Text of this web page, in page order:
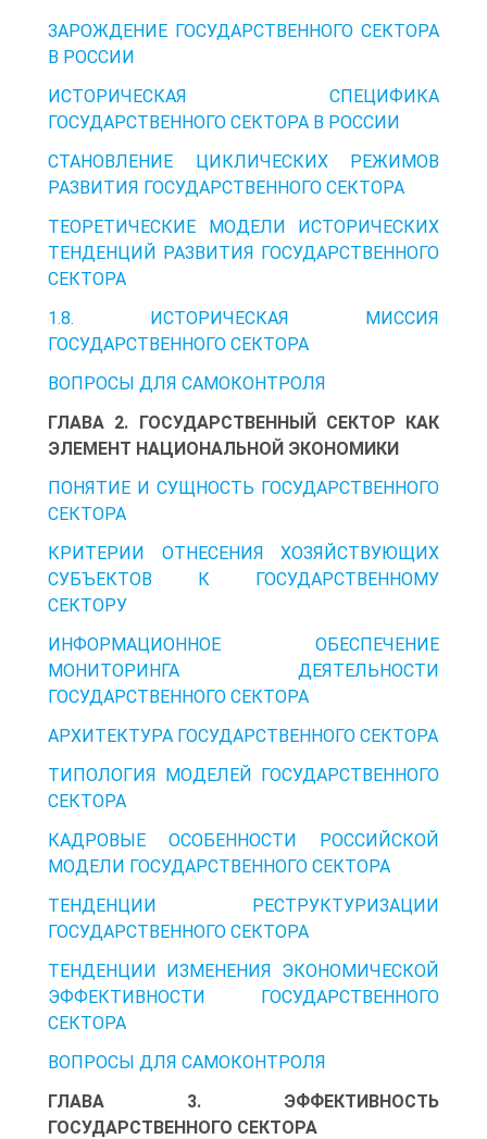
ЗАРОЖДЕНИЕ ГОСУДАРСТВЕННОГО СЕКТОРА
В РОССИИ
ИСТОРИЧЕСКАЯ СПЕЦИФИКА
ГОСУДАРСТВЕННОГО СЕКТОРА В РОССИИ
СТАНОВЛЕНИЕ ЦИКЛИЧЕСКИХ РЕЖИМОВ
РАЗВИТИЯ ГОСУДАРСТВЕННОГО СЕКТОРА
ТЕОРЕТИЧЕСКИЕ МОДЕЛИ ИСТОРИЧЕСКИХ
ТЕНДЕНЦИЙ РАЗВИТИЯ ГОСУДАРСТВЕННОГО
СЕКТОРА
1.8. ИСТОРИЧЕСКАЯ МИССИЯ
ГОСУДАРСТВЕННОГО СЕКТОРА
ВОПРОСЫ ДЛЯ САМОКОНТРОЛЯ
ГЛАВА 2. ГОСУДАРСТВЕННЫЙ СЕКТОР КАК
ЭЛЕМЕНТ НАЦИОНАЛЬНОЙ ЭКОНОМИКИ
ПОНЯТИЕ И СУЩНОСТЬ ГОСУДАРСТВЕННОГО
СЕКТОРА
КРИТЕРИИ ОТНЕСЕНИЯ ХОЗЯЙСТВУЮЩИХ
СУБЪЕКТОВ К ГОСУДАРСТВЕННОМУ
СЕКТОРУ
ИНФОРМАЦИОННОЕ ОБЕСПЕЧЕНИЕ
МОНИТОРИНГА ДЕЯТЕЛЬНОСТИ
ГОСУДАРСТВЕННОГО СЕКТОРА
АРХИТЕКТУРА ГОСУДАРСТВЕННОГО СЕКТОРА
ТИПОЛОГИЯ МОДЕЛЕЙ ГОСУДАРСТВЕННОГО
СЕКТОРА
КАДРОВЫЕ ОСОБЕННОСТИ РОССИЙСКОЙ
МОДЕЛИ ГОСУДАРСТВЕННОГО СЕКТОРА
ТЕНДЕНЦИИ РЕСТРУКТУРИЗАЦИИ
ГОСУДАРСТВЕННОГО СЕКТОРА
ТЕНДЕНЦИИ ИЗМЕНЕНИЯ ЭКОНОМИЧЕСКОЙ
ЭФФЕКТИВНОСТИ ГОСУДАРСТВЕННОГО
СЕКТОРА
ВОПРОСЫ ДЛЯ САМОКОНТРОЛЯ
ГЛАВА 3. ЭФФЕКТИВНОСТЬ
ГОСУДАРСТВЕННОГО СЕКТОРА